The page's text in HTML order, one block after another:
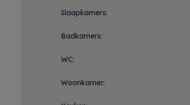
Slaapkamers:
Badkamers:
WC:
Woonkamer: